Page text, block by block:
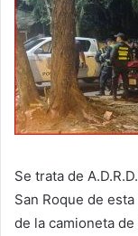
Se trata de
San Roque de
de la camioneta